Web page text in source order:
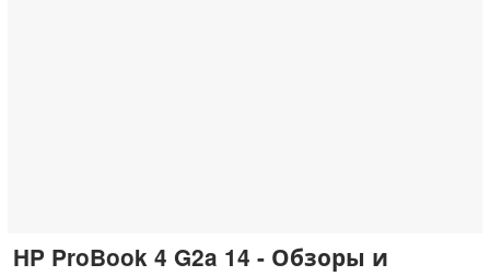
HP ProBook 4 G2a 14 - Обзоры и